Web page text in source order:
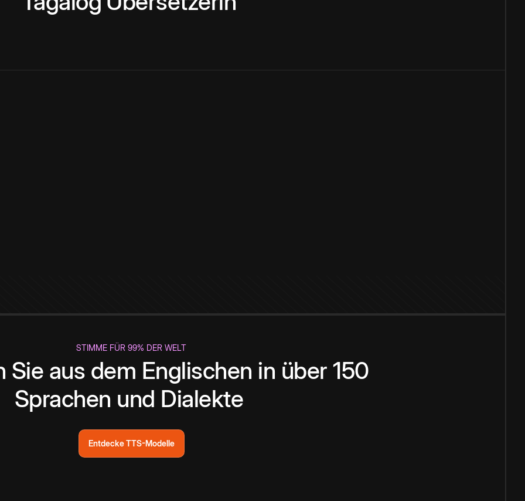
STIMME FÜR 99% DER WELT
Sie aus dem Englischen in über 150
Sprachen und Dialekte
Entdecke TTS-Modelle